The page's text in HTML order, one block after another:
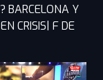
BARCELONA Y
CRISIS| F DE